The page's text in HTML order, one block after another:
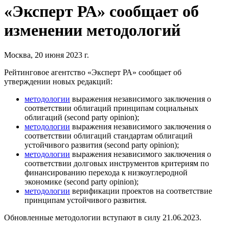
«Эксперт РА» сообщает об
изменении методологий
Москва, 20 июня 2023 г.
Рейтинговое агентство «Эксперт РА» сообщает об
утверждении новых редакций:
методологии выражения независимого заключения о
соответствии облигаций принципам социальных
облигаций (second party opinion);
методологии выражения независимого заключения о
соответствии облигаций стандартам облигаций
устойчивого развития (second party opinion);
методологии выражения независимого заключения о
соответствии долговых инструментов критериям по
финансированию перехода к низкоуглеродной
экономике (second party opinion);
методологии верификации проектов на соответствие
принципам устойчивого развития.
Обновленные методологии вступают в силу 21.06.2023.